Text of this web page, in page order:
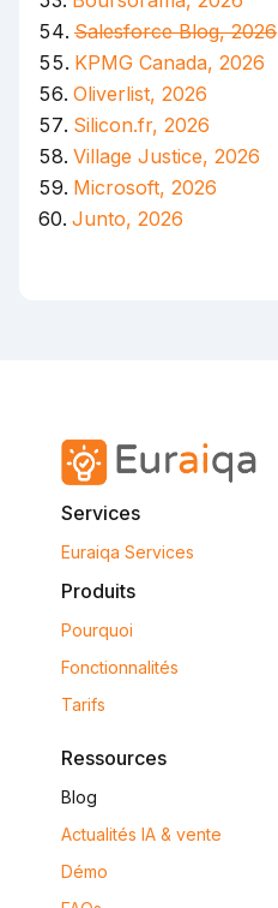
Salesforce Blog, 2026
KPMG Canada, 2026
Oliverlist, 2026
Silicon.fr, 2026
Village Justice, 2026
Microsoft, 2026
Junto, 2026
Services
Euraiqa Services
Produits
Pourquoi
Fonctionnalités
Tarifs
Ressources
Blog
Actualités IA & vente
Démo